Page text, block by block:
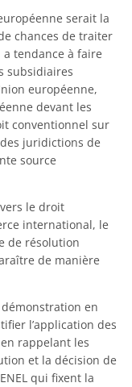
serait la
chances de traiter
tendance à faire
subsidiaires
européenne,
devant les
conventionnel sur
juridictions de
source
le droit
international, le
de résolution
de manière
en
l’application des
rappelant les
et la décision de
qui fixent la